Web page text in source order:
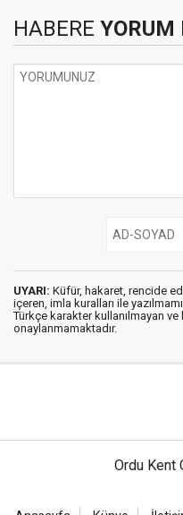
HABERE YORUM
UYARI: Küfür, hakaret, rencide
içeren, imla kuralları ile
Türkçe karakter kullanılmayan
onaylanmamaktadır.
Ordu Kent